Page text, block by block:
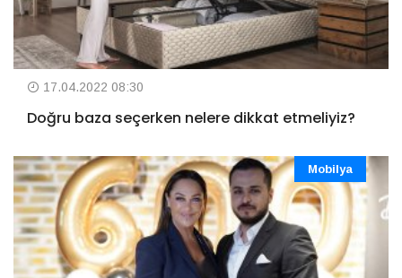
17.04.2022 08:30
Doğru baza seçerken nelere dikkat etmeliyiz?
Mobilya